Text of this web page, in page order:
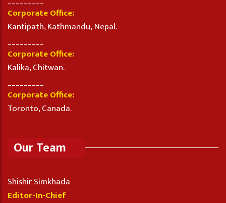
Corporate Office:
Kantipath, Kathmandu, Nepal.
Corporate Office:
Kalika, Chitwan.
Corporate Office:
Toronto, Canada.
Our Team
Shishir Simkhada
Editor-In-Chief